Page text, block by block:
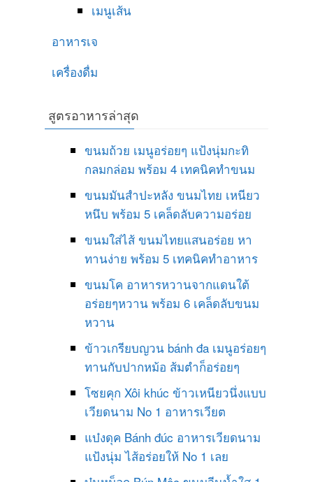
เมนูเส้น
อาหารเจ
เครื่องดื่ม
สูตรอาหารล่าสุด
ขนมถ้วย เมนูอร่อยๆ แป้งนุ่มกะทิ
กลมกล่อม พร้อม 4 เทคนิคทำขนม
ขนมมันสำปะหลัง ขนมไทย เหนียว
หนึบ พร้อม 5 เคล็ดลับความอร่อย
ขนมใส่ไส้ ขนมไทยแสนอร่อย หา
ทานง่าย พร้อม 5 เทคนิคทำอาหาร
ขนมโค อาหารหวานจากแดนใต้
อร่อยๆหวาน พร้อม 6 เคล็ดลับขนม
หวาน
ข้าวเกรียบญวน bánh đa เมนูอร่อยๆ
ทานกับปากหม้อ ส้มตำก็อร่อยๆ
โซยคุก Xôi khúc ข้าวเหนียวนึ่งแบบ
เวียดนาม No 1 อาหารเวียต
แบ๋งดุค Bánh đúc อาหารเวียดนาม
แป้งนุ่ม ไส้อร่อยให้ No 1 เลย